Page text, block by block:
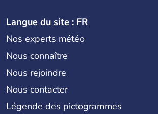
Langue du site : FR
Nos experts météo
Nous connaître
Nous rejoindre
Nous contacter
Légende des pictogrammes